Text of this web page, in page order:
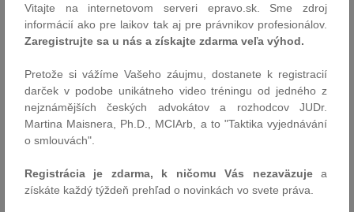
Autor: TS EU
20.1.2026
Udalosti uplynulého týždňa
Reforma azylovej legislatívy: vláda odobrila nový zákon o
medzinárodnej ochrane | Jednotné pravidlá pre alternatívne
sociálne siete | Slovensko a USA podpísali dohodu o jadrovej
spolupráci, plánuje sa nový reaktor | Ústavný…
Vitajte na internetovom serveri epravo.sk. Sme zdroj
informácií ako pre laikov tak aj pre právnikov profesionálov.
Zaregistrujte sa u nás a získajte zdarma veľa výhod.
Pretože si vážíme Vašeho záujmu, dostanete k registracií
darček v podobe unikátneho video tréningu od jedného z
nejznámějších českých advokátov a rozhodcov JUDr.
Martina Maisnera, Ph.D., MCIArb, a to "Taktika vyjednávání
o smlouvách".
Registrácia je zdarma, k ničomu Vás nezaväzujea
získáte každý týždeň prehľad o novinkách vo svete práva.